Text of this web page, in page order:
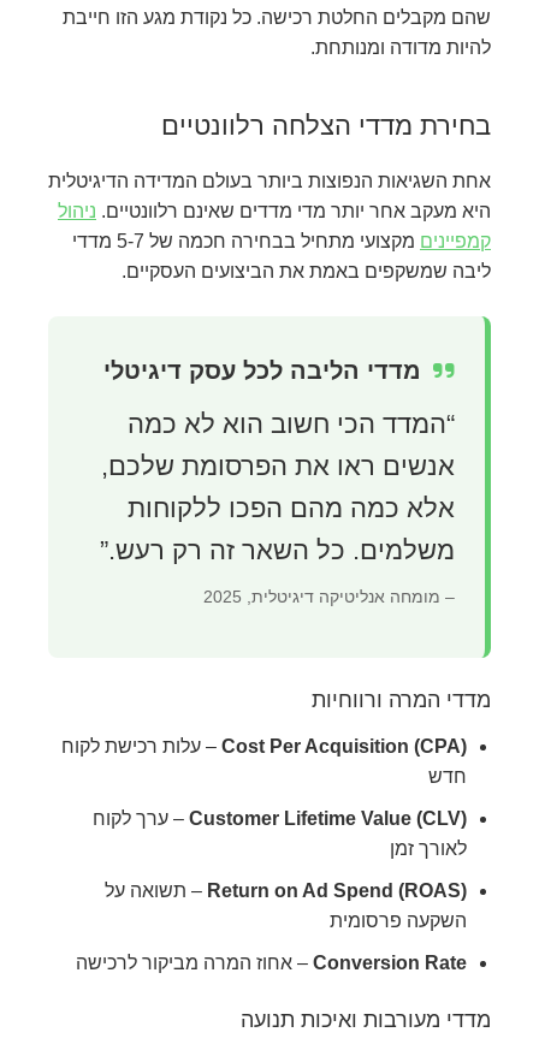
שהם מקבלים החלטת רכישה. כל נקודת מגע הזו חייבת
להיות מדודה ומנותחת.
בחירת מדדי הצלחה רלוונטיים
אחת השגיאות הנפוצות ביותר בעולם המדידה הדיגיטלית
היא מעקב אחר יותר מדי מדדים שאינם רלוונטיים. ניהול
קמפיינים
מקצועי מתחיל בבחירה חכמה של 5-7 מדדי
ליבה שמשקפים באמת את הביצועים העסקיים.
מדדי הליבה לכל עסק דיגיטלי
“המדד הכי חשוב הוא לא כמה
אנשים ראו את הפרסומת שלכם,
אלא כמה מהם הפכו ללקוחות
משלמים. כל השאר זה רק רעש.”
– מומחה אנליטיקה דיגיטלית, 2025
מדדי המרה ורווחיות
Cost Per Acquisition (CPA) – עלות רכישת לקוח
חדש
Customer Lifetime Value (CLV) – ערך לקוח
לאורך זמן
Return on Ad Spend (ROAS) – תשואה על
השקעה פרסומית
Conversion Rate – אחוז המרה מביקור לרכישה
מדדי מעורבות ואיכות תנועה